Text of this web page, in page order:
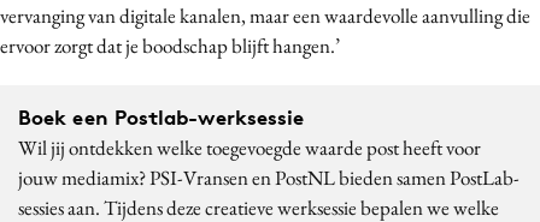
vervanging van digitale kanalen, maar een waardevolle aanvulling die
ervoor zorgt dat je boodschap blijft hangen.’
Boek een Postlab-werksessie
Wil jij ontdekken welke toegevoegde waarde post heeft voor
jouw mediamix? PSI-Vransen en PostNL bieden samen PostLab-
sessies aan. Tijdens deze creatieve werksessie bepalen we welke